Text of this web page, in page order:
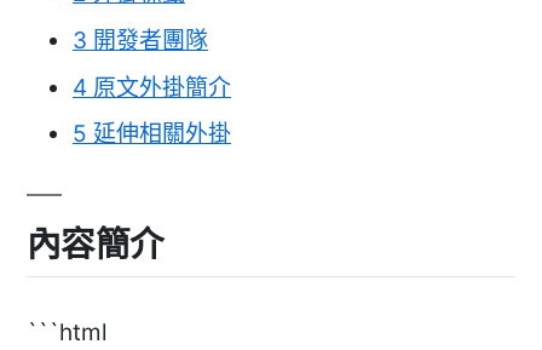
3 開發者團隊
4 原文外掛簡介
5 延伸相關外掛
內容簡介
```html